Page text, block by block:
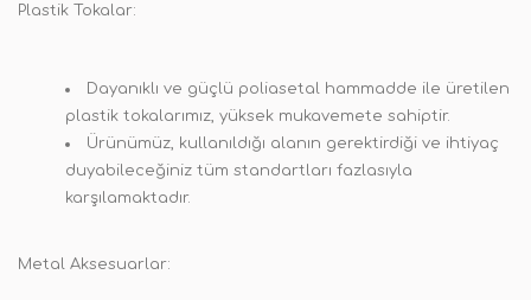
Plastik Tokalar:
Dayanıklı ve güçlü poliasetal hammadde ile üretilen
plastik tokalarımız, yüksek mukavemete sahiptir.
Ürünümüz, kullanıldığı alanın gerektirdiği ve ihtiyaç
duyabileceğiniz tüm standartları fazlasıyla
karşılamaktadır.
Metal Aksesuarlar: